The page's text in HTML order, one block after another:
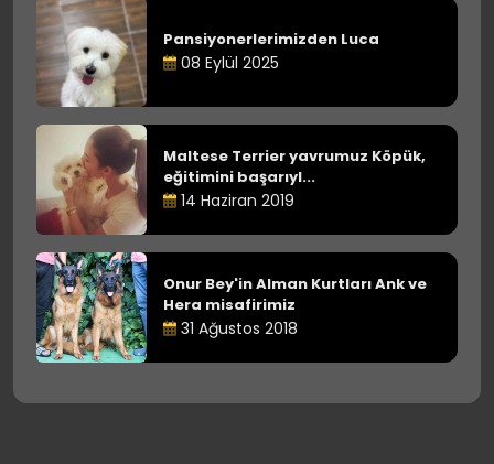
Pansiyonerlerimizden Luca
08 Eylül 2025
Maltese Terrier yavrumuz Köpük,
eğitimini başarıyl...
14 Haziran 2019
Onur Bey'in Alman Kurtları Ank ve
Hera misafirimiz
31 Ağustos 2018